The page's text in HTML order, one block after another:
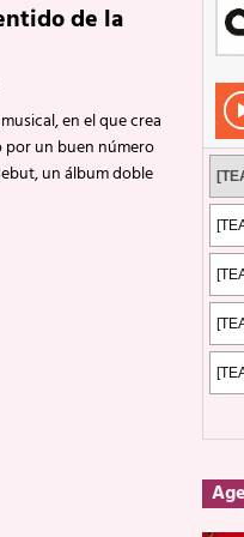
REPORTAJES
de la
en el que crea
por un buen número
un álbum doble